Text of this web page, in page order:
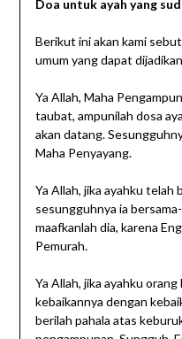
Doa untuk ayah yang
Berikut ini akan kami
umum yang dapat
Ya Allah, Maha
taubat, ampunilah dosa
akan datang.
Maha Penyayang.
Ya Allah, jika ayahku telah
sesungguhnya ia
maafkanlah dia, karena
Pemurah.
Ya Allah, jika ayahku
kebaikannya dengan
berilah pahala atas